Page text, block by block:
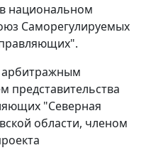
национальном
Саморегулируемых
арбитражным
представительства
"Северная
области, членом